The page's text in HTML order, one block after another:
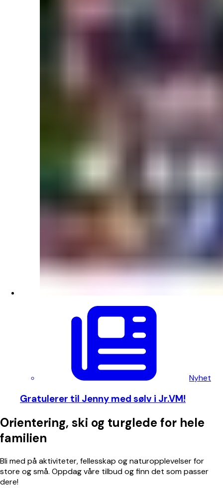
Nyhet
Gratulerer til Jenny med sølv i Jr.VM!
Orientering, ski og turglede for hele
familien
Bli med på aktiviteter, fellesskap og naturopplevelser for
store og små. Oppdag våre tilbud og finn det som passer
dere!